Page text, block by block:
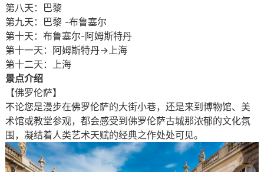
第八天：巴黎
第九天：巴黎 -布鲁塞尔
第十天：布鲁塞尔-阿姆斯特丹
第十一天：阿姆斯特丹→上海
第十二天：上海
景点介绍
【佛罗伦萨】
不论您是漫步在佛罗伦萨的大街小巷，还是来到博物馆、美
术馆或教堂参观，都会感受到佛罗伦萨古城那浓郁的文化氛
围，凝结着人类艺术天赋的经典之作处处可见。